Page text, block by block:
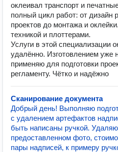
оклеивал транспорт и
полный цикл работ: от дизайн
проектов до монтажа и
техникой и плоттерами.
Услуги в этой специализации
удалённо. Изготовлением уже
применяю для подготовки
регламенту. Чётко и надёжно
Сканирование документа
Добрый день! Выполняю
с удалением артефактов
быть написаны ручкой.
предоставленном фото,
пары надписей, к примеру